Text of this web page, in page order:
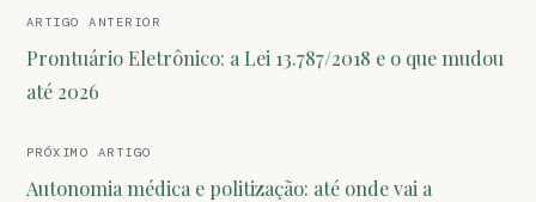
Navegação
de
Post
ARTIGO ANTERIOR
Prontuário Eletrônico: a Lei 13.787/2018 e o que mudou
até 2026
PRÓXIMO ARTIGO
Autonomia médica e politização: até onde vai a